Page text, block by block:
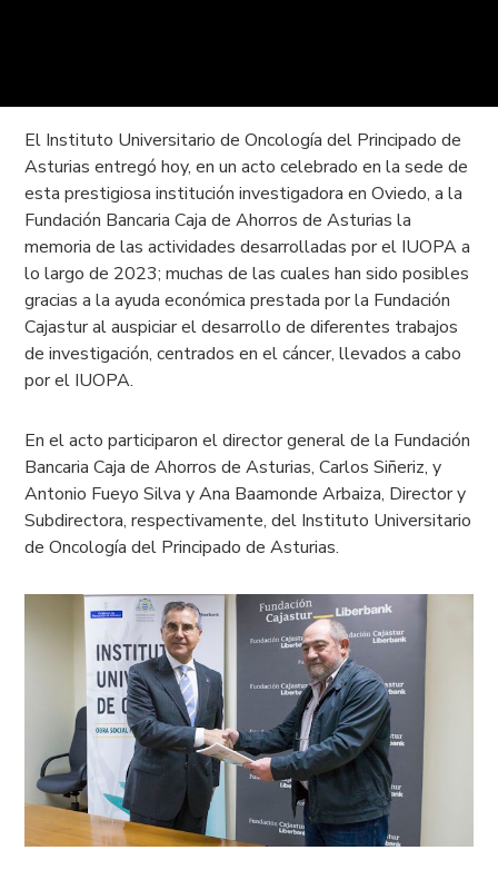
El Instituto Universitario de Oncología del Principado de
Asturias entregó hoy, en un acto celebrado en la sede de
esta prestigiosa institución investigadora en Oviedo, a la
Fundación Bancaria Caja de Ahorros de Asturias la
memoria de las actividades desarrolladas por el IUOPA a
lo largo de 2023; muchas de las cuales han sido posibles
gracias a la ayuda económica prestada por la Fundación
Cajastur al auspiciar el desarrollo de diferentes trabajos
de investigación, centrados en el cáncer, llevados a cabo
por el IUOPA.
En el acto participaron el director general de la Fundación
Bancaria Caja de Ahorros de Asturias, Carlos Siñeriz, y
Antonio Fueyo Silva y Ana Baamonde Arbaiza, Director y
Subdirectora, respectivamente, del Instituto Universitario
de Oncología del Principado de Asturias.